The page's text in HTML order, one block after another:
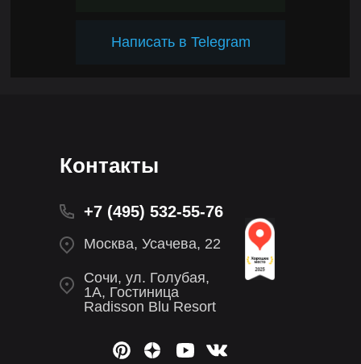
Написать в Telegram
Контакты
+7 (495) 532-55-76
Москва, Усачева, 22
Сочи, ул. Голубая,
1А, Гостиница
Radisson Blu Resort